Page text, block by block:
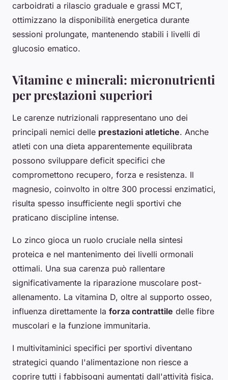
carboidrati a rilascio graduale e grassi MCT,
ottimizzano la disponibilità energetica durante
sessioni prolungate, mantenendo stabili i livelli di
glucosio ematico.
Vitamine e minerali: micronutrienti
per prestazioni superiori
Le carenze nutrizionali rappresentano uno dei
principali nemici delle prestazioni atletiche. Anche
atleti con una dieta apparentemente equilibrata
possono sviluppare deficit specifici che
compromettono recupero, forza e resistenza. Il
magnesio, coinvolto in oltre 300 processi enzimatici,
risulta spesso insufficiente negli sportivi che
praticano discipline intense.
Lo zinco gioca un ruolo cruciale nella sintesi
proteica e nel mantenimento dei livelli ormonali
ottimali. Una sua carenza può rallentare
significativamente la riparazione muscolare post-
allenamento. La vitamina D, oltre al supporto osseo,
influenza direttamente la forza contrattile delle fibre
muscolari e la funzione immunitaria.
I multivitaminici specifici per sportivi diventano
strategici quando l'alimentazione non riesce a
coprire tutti i fabbisogni aumentati dall'attività fisica.